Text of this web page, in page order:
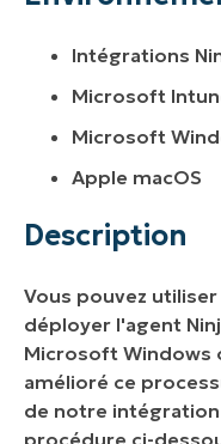
Intégrations
Microsoft
Microsoft
Apple macOS
Description
Vous pouvez
déployer l'agent
Microsoft Windows
amélioré ce
de notre intégration
procédure ci-